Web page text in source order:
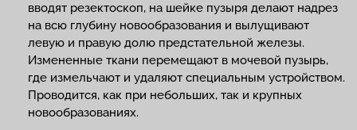
вводят резектоскоп, на шейке пузыря делают надрез
на всю глубину новообразования и вылущивают
левую и правую долю предстательной железы.
Измененные ткани перемещают в мочевой пузырь,
где измельчают и удаляют специальным устройством.
Проводится, как при небольших, так и крупных
новообразованиях.